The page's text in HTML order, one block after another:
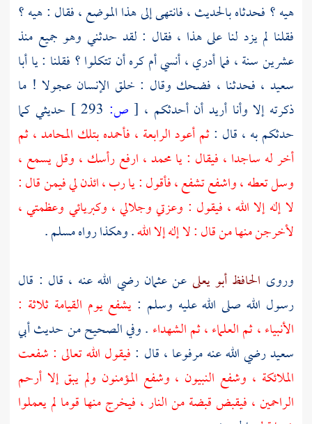
هيه ؟ فحدثاه بالحديث ، فانتهى إلى هذا الموضع ، فقال : هيه ؟
فقلنا لم يزد لنا على هذا ، فقال : لقد حدثني وهو جميع منذ
عشرين سنة ، فما أدري ، أنسي أم كره أن تتكلوا ؟ فقلنا : ياأبا
سعيد ، فحدثنا ، فضحك وقال : خلق الإنسان عجولا ! ما
ذكرته إلا وأنا أريد أن أحدثكم ، [ ص:
حديثي كما
حدثكم به ، قال :ثم أعود الرابعة ، فأحمده بتلك المحامد ، ثم
أخر له ساجدا ، فيقال : يامحمد، ارفع رأسك ، وقل يسمع ،
وسل تعطه ، واشفع تشفع ، فأقول : يا رب ، ائذن لي فيمن قال :
لا إله إلا الله ، فيقول : وعزتي وجلالي ، وكبريائي وعظمتي ،
لأخرجن منها من قال : لا إله إلا الله. وهكذا رواهمسلم.
وروى الحافظ أبو يعلى عنعثمانرضي الله عنه ، قال : قال
رسول الله صلى الله عليه وسلم : يشفع يوم القيامة ثلاثة :
الأنبياء ، ثم العلماء ، ثم الشهداء . وفي الصحيح من حديثأبي
سعيدرضي الله عنه مرفوعا ، قال : فيقول الله تعالى : شفعت
الملائكة ، وشفع النبيون ، وشفع المؤمنون ولم يبق إلا أرحم
الراحمين ، فيقبض قبضة من النار ، فيخرج منها قوما لم يعملوا